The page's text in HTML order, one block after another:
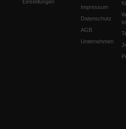
Einstellungen
Impressum
Datenschutz
AGB
Unternehmen